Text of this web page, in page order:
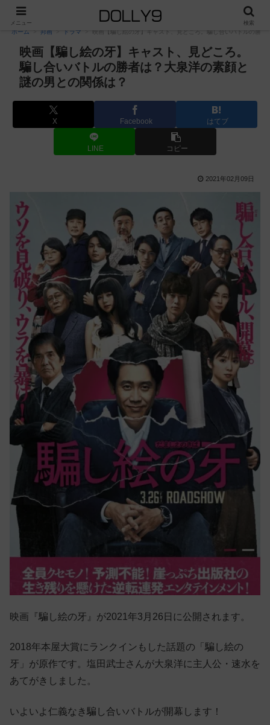
PR
ホーム 邦画 ドラマ 映画【騙し絵の牙】キャスト、見どころ。騙し合いバトルの勝
映画【騙し絵の牙】キャスト、見どころ。
騙し合いバトルの勝者は？大泉洋の素顔と
謎の男との関係は？
X Facebook はてブ
LINE コピー
2021年02月09日
映画『騙し絵の牙』が2021年3月26日に公開されます。
2018年本屋大賞にランクインもした話題の「騙し絵の
牙」が原作です。塩田武士さんが大泉洋に主人公・速水を
あてがきしました。
いよいよ仁義なき騙し合いバトルが開幕します！
メニュー 検索